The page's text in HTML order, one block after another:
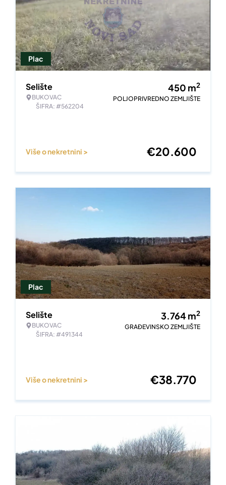
Plac
Selište
BUKOVAC
ŠIFRA: #562204
450 m2
POLJOPRIVREDNO ZEMLJIŠTE
Više o nekretnini > €20.600
Plac
Selište
BUKOVAC
ŠIFRA: #491344
3.764m2
GRAĐEVINSKO ZEMLJIŠTE
Više o nekretnini > €38.770